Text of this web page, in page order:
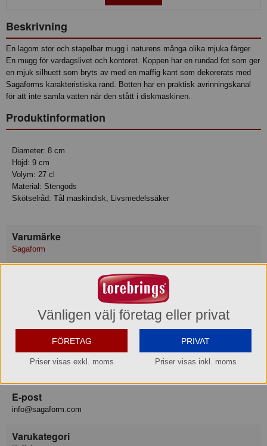
Beskrivning
En lagom stor och stapelbar mugg i naturens många olika mjuka färger.
En mugg för vardagslivet och kontoret. Koppen har en rundad fot som ger
en mjuk silhuett som bryts av med en maffig kant som dekorerats med
Sagaforms karakteristiska rand. Botten har en praktisk avrinningskanal
för att inte samla vatten när den stått i diskmaskinen.
Produktinformation
Diameter: 8 cm
Höjd: 9 cm
Volym: 27 cl
Material: Stengods
Skötselråd: Tål maskindisk, Livsmedelssäker
Varumärke
Sagaform
Konsumentkontakt
033-23 38 20
Hemsida
www.sagaform.com
Besöksadress
E-post
info@sagaform.com
Varukategori
Vänligen välj företag eller privat
FÖRETAG
Priser visas exkl. moms
PRIVAT
Priser visas inkl. moms